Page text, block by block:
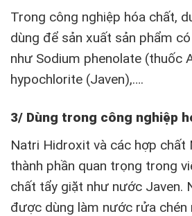
Trong công nghiệp hóa chất,
dùng để sản xuất sản phẩm
như Sodium phenolate (thuốc
hypochlorite (Javen),….
3/ Dùng trong công nghiệp
Natri Hidroxit và các hợp chất
thành phần quan trọng trong
chất tẩy giặt như nước Javen.
được dùng làm nước rửa chén